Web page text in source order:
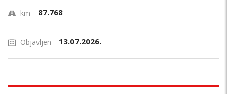
km 87.768
Objavljen 13.07.2026.